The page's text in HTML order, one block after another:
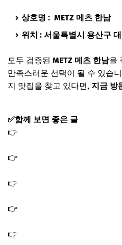
상호명 : METZ 메츠 한남
위치 : 서울특별시 용산구
모두 검증된 METZ 메츠 한남을
만족스러운 선택이 될 수 있습
지 맛집을 찾고 있다면, 지금 방
✅함께 보면 좋은 글
👉
👉
👉
👉
👉